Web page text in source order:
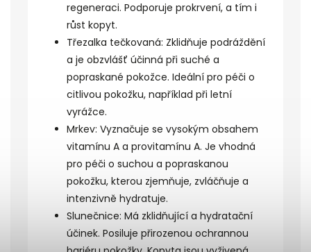
regeneraci. Podporuje prokrvení, a tím i
růst kopyt.
Třezalka tečkovaná: Zklidňuje podráždění
a je obzvlášť účinná při suché a
popraskané pokožce. Ideální pro péči o
citlivou pokožku, například při letní
vyrážce.
Mrkev: Vyznačuje se vysokým obsahem
vitamínu A a provitamínu A. Je vhodná
pro péči o suchou a popraskanou
pokožku, kterou zjemňuje, zvláčňuje a
intenzivně hydratuje.
Slunečnice: Má zklidňující a hydratační
účinek. Posiluje přirozenou ochrannou